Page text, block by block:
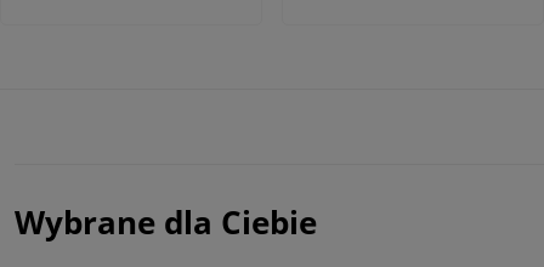
Wybrane dla Ciebie